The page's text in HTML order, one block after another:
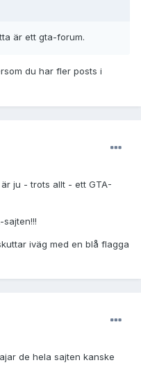
är ett gta-forum.
du har fler posts i
ju - trots allt - ett GTA-
iväg med en blå flagga
de hela sajten kanske